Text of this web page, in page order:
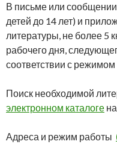
В письме или
детей до 14 лет) и
литературы, не более 5
рабочего дня,
соответствии с
Поиск необходимой
электронном каталоге
Адреса и режим работы